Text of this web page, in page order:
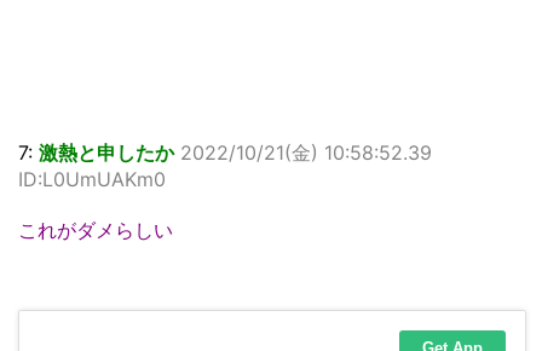
7: 激熱と申したか 2022/10/21(金) 10:58:52.39
ID:L0UmUAKm0
これがダメらしい